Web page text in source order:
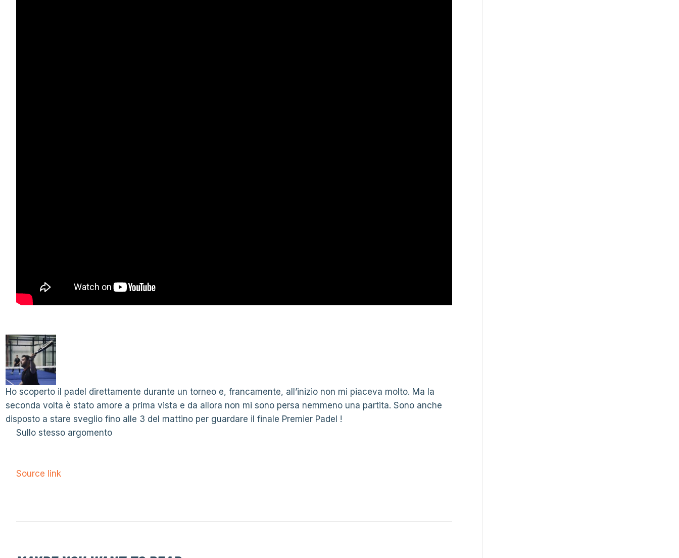
Ho scoperto il padel direttamente durante un torneo e, francamente, all’inizio non mi piaceva molto. Ma la
seconda volta è stato amore a prima vista e da allora non mi sono persa nemmeno una partita. Sono anche
disposto a stare sveglio fino alle 3 del mattino per guardare il finale Premier Padel !
Sullo stesso argomento
Source link